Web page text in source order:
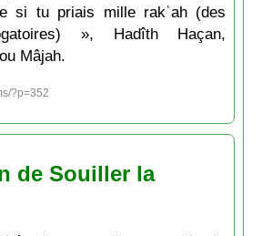
si tu priais mille rakʿah (des
», Hadîth Haçan,
Mâjah.
?p=352
de Souiller la